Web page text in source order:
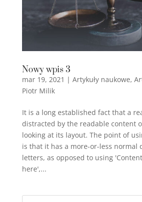
Nowy wpis 3
mar 19, 2021 | Artykuły naukowe,
Piotr Milik
It is a long established fact that a
distracted by the readable content
looking at its layout. The point of
is that it has a more-or-less normal
letters, as opposed to using
here',...